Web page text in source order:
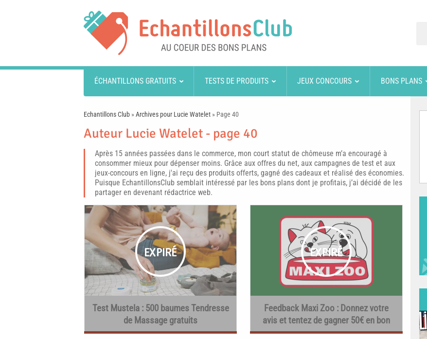
ÉCHANTILLONS GRATUITS TESTS DE PRODUITS JEUX CONCOURS BONS PLANS
Echantillons Club »Archives pour Lucie Watelet » Page 40
Auteur Lucie Watelet - page 40
Après 15 années passées dans le commerce, mon court statut de chômeuse m’a encouragé à
consommer mieux pour dépenser moins. Grâce aux offres du net, aux campagnes de test et aux
jeux-concours en ligne, j'ai reçu des produits offerts, gagné des cadeaux et réalisé des économies.
Puisque EchantillonsClub semblait intéressé par les bons plans dont je profitais, j’ai décidé de les
partager en devenant rédactrice web.
Test Mustela : 500 baumes Tendresse
de Massage gratuits
Feedback Maxi Zoo : Donnez votre
avis et tentez de gagner 50€ en bon